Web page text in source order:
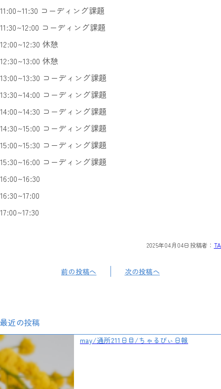
11:00~11:30 コーディング課題
11:30~12:00 コーディング課題
12:00~12:30 休憩
12:30~13:00 休憩
13:00~13:30 コーディング課題
13:30~14:00 コーディング課題
14:00~14:30 コーディング課題
14:30~15:00 コーディング課題
15:00~15:30 コーディング課題
15:30~16:00 コーディング課題
16:00~16:30
16:30~17:00
17:00~17:30
2025年04月04日 投稿者： TA
前の投稿へ 次の投稿へ
最近の投稿
may/通所211日目/ちゃるびぃ日報